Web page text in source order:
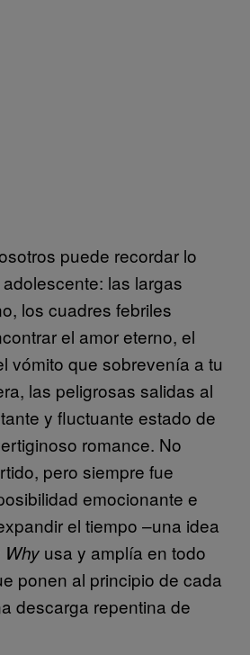
puede recordar lo
las largas
los cuadres febriles
el amor eterno, el
vómito que sobrevenía a tu
las peligrosas salidas al
y fluctuante estado de
romance. No
pero siempre fue
emocionante e
el tiempo –una idea
Why usa y amplía en todo
ponen al principio de cada
descarga repentina de